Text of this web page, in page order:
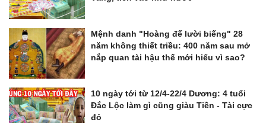
Mệnh danh "Hoàng đế lười biếng" 28
năm không thiết triều: 400 năm sau mở
nắp quan tài hậu thế mới hiểu vì sao?
10 ngày tới từ 12/4-22/4 Dương: 4 tuổi
Đắc Lộc làm gì cũng giàu Tiền - Tài cực
đỏ